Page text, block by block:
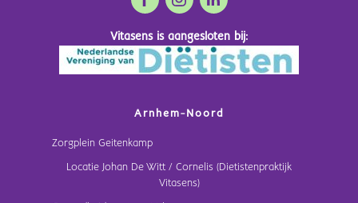
Vitasens is aangesloten bij:
Arnhem-Noord
Zorgplein Geitenkamp
Locatie Johan De Witt / Cornelis (Dietistenpraktijk
Vitasens)